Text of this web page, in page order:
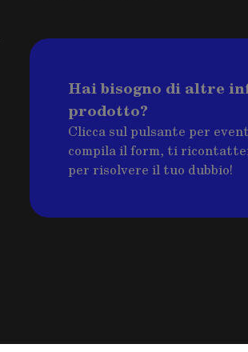
Hai bisogno di altre
prodotto?
Clicca sul pulsante per
compila il form, ti
per risolvere il tuo dubbio!